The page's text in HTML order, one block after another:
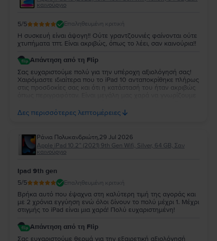
καινούργιο
5/5 Επαληθευμένη κριτική
Η συσκευή είναι άψογη!! Ούτε γραντζουνιές φαίνονται ούτε
χτυπήματα τπτ. Είναι ακριβώς, όπως το λέει, σαν καινούρια!!
Απάντηση από τη Flip
Σας ευχαριστούμε πολύ για την υπέροχη αξιολόγησή σας!
Χαιρόμαστε ιδιαίτερα που το iPad 10 ανταποκρίθηκε πλήρως
στις προσδοκίες σας και ότι η κατάστασή του ήταν ακριβώς
ευχαριστούμε για την εμπιστοσύνη σας και ευχόμαστε να
χαρείτε τη νέα σας συσκευή!
Δες περισσότερες λεπτομέρειες
Ράνια Πολυκανδριώτη,29 Jul 2026
Apple iPad 10.2” (2021) 9th Gen Wifi, Silver, 64 GB, Σαν
καινούργιο
Ipad 9th gen
5/5 Επαληθευμένη κριτική
Βρήκα αυτό που έψαχνα στη καλύτερη τιμή της αγοράς και
με 2 χρόνια εγγύηση ενώ όλοι δίνουν το πολύ μέχρι 1. Μέχρι
στιγμής το iPad είναι μια χαρά! Πολύ ευχαριστημένη!
Απάντηση από τη Flip
Σας ευχαριστούμε θερμά για την εξαιρετική αξιολόγησή